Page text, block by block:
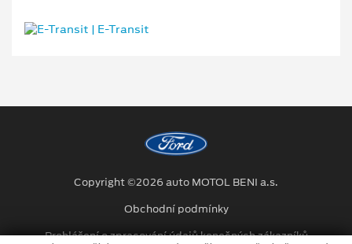
Copyright ©2026 auto MOTOL BENI a.s.
Obchodní podmínky
Prohlášení o zpracování údajů konečných zákazníků